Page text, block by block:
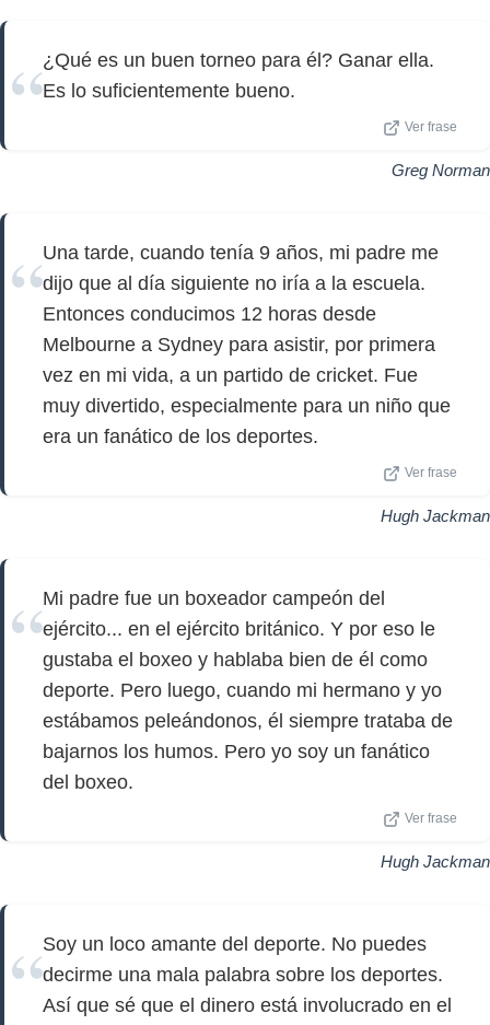
¿Qué es un buen torneo para él? Ganar ella.
Es lo suficientemente bueno.
Ver frase
Greg Norman
Una tarde, cuando tenía 9 años, mi padre me
dijo que al día siguiente no iría a la escuela.
Entonces conducimos 12 horas desde
Melbourne a Sydney para asistir, por primera
vez en mi vida, a un partido de cricket. Fue
muy divertido, especialmente para un niño que
era un fanático de los deportes.
Ver frase
Hugh Jackman
Mi padre fue un boxeador campeón del
ejército... en el ejército británico. Y por eso le
gustaba el boxeo y hablaba bien de él como
deporte. Pero luego, cuando mi hermano y yo
estábamos peleándonos, él siempre trataba de
bajarnos los humos. Pero yo soy un fanático
del boxeo.
Ver frase
Hugh Jackman
Soy un loco amante del deporte. No puedes
decirme una mala palabra sobre los deportes.
Así que sé que el dinero está involucrado en el